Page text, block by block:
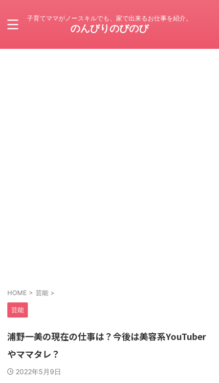
子育てママがノースキルでも、家で出来るお仕事を紹介。
のんびりのびのび
HOME > 芸能 >
芸能
浦野一美の現在の仕事は？今後は美容系YouTuber
やママタレ？
2022年5月9日